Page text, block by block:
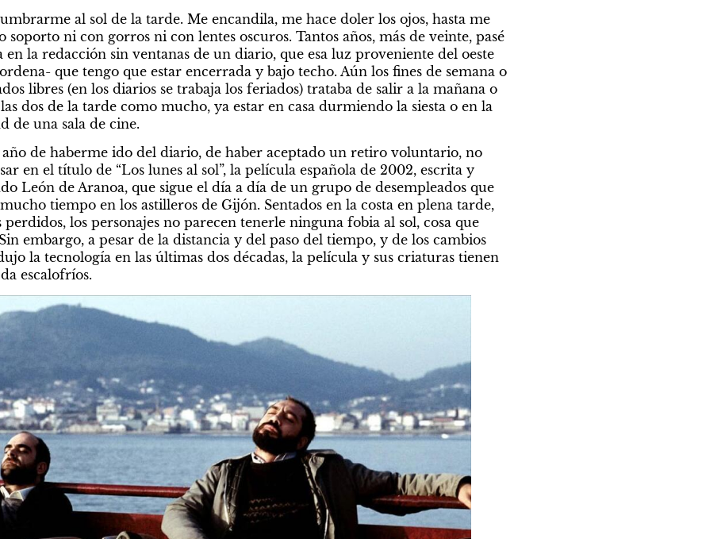
al sol de la tarde. Me encandila, me hace doler los ojos, hasta me
soporto ni con gorros ni con lentes oscuros. Tantos años, más de veinte, pasé
en la redacción sin ventanas de un diario, que esa luz proveniente del oeste
que tengo que estar encerrada y bajo techo. Aún los fines de semana o
libres (en los diarios se trabaja los feriados) trataba de salir a la mañana o
dos de la tarde como mucho, ya estar en casa durmiendo la siesta o en la
de una sala de cine.
año de haberme ido del diario, de haber aceptado un retiro voluntario, no
en el título de “Los lunes al sol”, la película española de 2002, escrita y
León de Aranoa, que sigue el día a día de un grupo de desempleados que
tiempo en los astilleros de Gijón. Sentados en la costa en plena tarde,
perdidos, los personajes no parecen tenerle ninguna fobia al sol, cosa que
embargo, a pesar de la distancia y del paso del tiempo, y de los cambios
la tecnología en las últimas dos décadas, la película y sus criaturas tienen
escalofríos.